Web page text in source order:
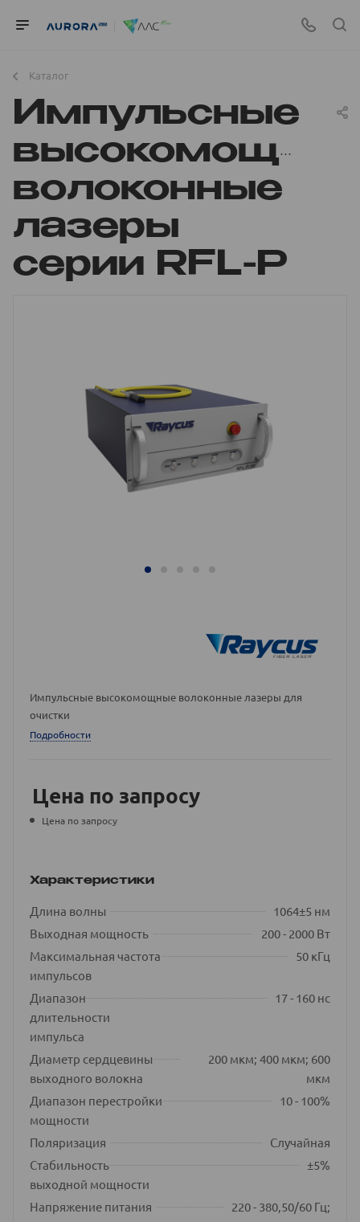
Каталог
Импульсные
волоконные
лазеры
серии RFL-P
Импульсные высокомощные волоконные лазеры для
очистки
Подробности
Цена по запросу
Цена по запросу
Характеристики
Длина волны
1064±5 нм
Выходная мощность
200 - 2000 Вт
Максимальная частота
импульсов
50 кГц
Диапазон
длительности
импульса
17 - 160 нс
Диаметр сердцевины
выходного волокна
200 мкм; 400 мкм; 600
мкм
Диапазон перестройки
мощности
10 - 100%
Поляризация
Случайная
Стабильность
выходной мощности
±5%
Напряжение питания
220 - 380,50/60 Гц;